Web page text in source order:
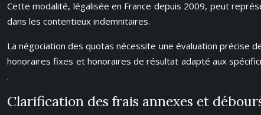
Cette modalité, légalisée en France depuis 2009, peut
dans les contentieux indemnitaires.
La négociation des quotas nécessite une évaluation précise
honoraires fixes et honoraires de résultat adapté aux
.
Clarification des frais annexes et